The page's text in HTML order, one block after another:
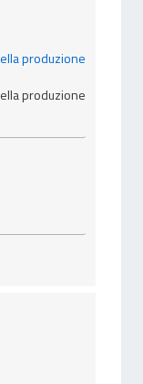
produzione
produzione